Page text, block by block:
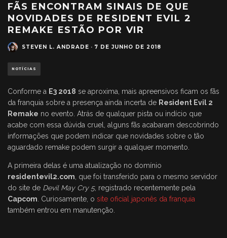
FÃS ENCONTRAM SINAIS DE QUE
NOVIDADES DE RESIDENT EVIL 2
REMAKE ESTÃO POR VIR
STEVEN L. ANDRADE · 7 DE JUNHO DE 2018
NOTÍCIAS
Conforme a E3 2018 se aproxima, mais apreensivos ficam os fãs
da franquia sobre a presença ainda incerta de Resident Evil 2
Remake no evento. Atrás de qualquer pista ou indício que
acabe com essa dúvida cruel, alguns fãs acabaram descobrindo
informações que podem indicar que novidades sobre o tão
aguardado remake podem surgir a qualquer momento.
A primeira delas é uma atualização no domínio
residentevil2.com , que foi transferido para o mesmo servidor
do site de Devil May Cry 5, registrado recentemente pela
Capcom . Curiosamente, o site oficial japonês da franquia
também entrou em manutenção.